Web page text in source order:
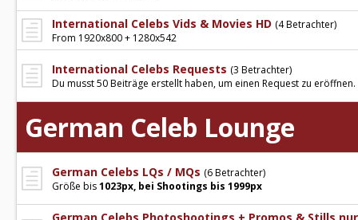
International Celebs Vids & Movies HD (4 Betrachter)
From 1920x800 + 1280x542
International Celebs Requests (3 Betrachter)
Du musst 50 Beiträge erstellt haben, um einen Request zu eröffnen.
German Celeb Lounge
German Celebs LQs / MQs (6 Betrachter)
Größe bis1023px, bei Shootings bis 1999px